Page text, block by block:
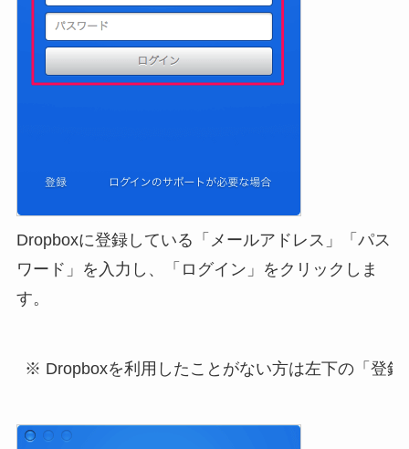
Dropboxに登録している「メールアドレス」「パス
ワード」を入力し、「ログイン」をクリックしま
す。